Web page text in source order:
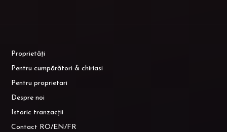
Proprietăți
Pentru cumpărători & chiriasi
Pentru proprietari
Despre noi
Istoric tranzacții
Contact RO/EN/FR